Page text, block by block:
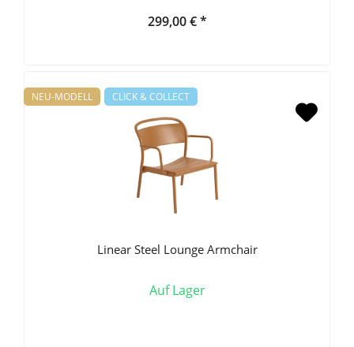
299,00 € *
NEU-MODELL CLICK & COLLECT
Linear Steel Lounge Armchair
Auf Lager